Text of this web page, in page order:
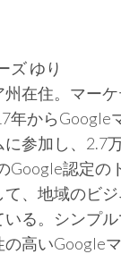
ズ ゆり
在住。マーケ
年からGoogle
参加し、2.7
Google認定の
、地域のビジ
る。シンプ
高いGoogle